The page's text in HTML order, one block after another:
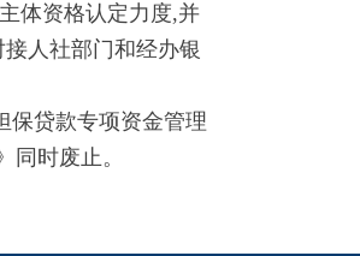
体资格认定力度,并
人社部门和经办银
贷款专项资金管理
时废止。